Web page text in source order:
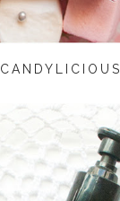
CANDYLICIOUS